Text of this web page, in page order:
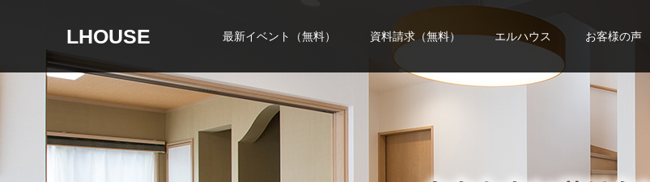
LHOUSE 最新イベント（無料） 資料請求（無料） エルハウス お客様の声